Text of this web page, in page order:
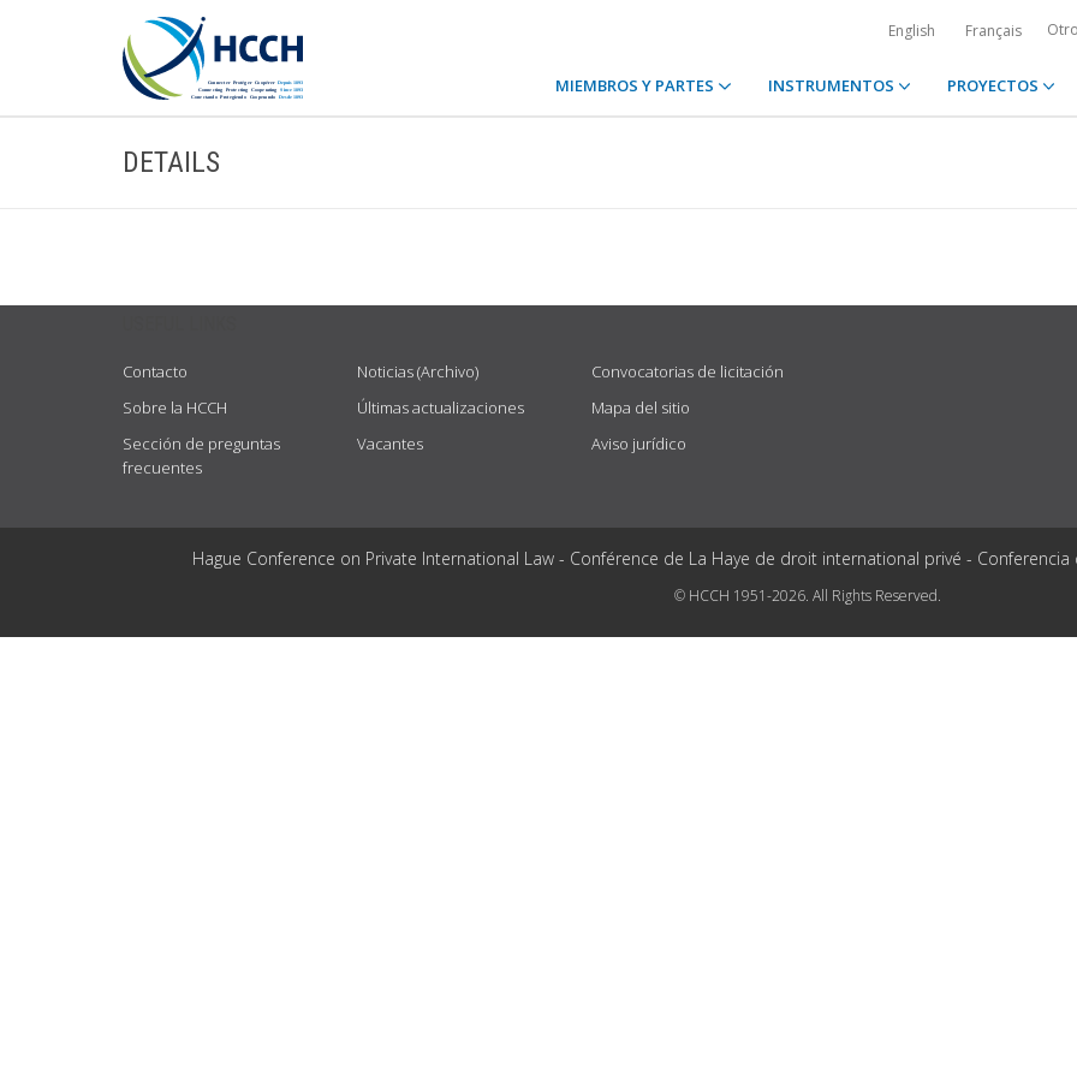
English Français
MIEMBROS Y PARTES INSTRUMENTOS PROYECTOS
DETAILS
Contacto
Sobre la HCCH
Sección de preguntas
frecuentes
Noticias (Archivo)
Últimas actualizaciones
Vacantes
Convocatorias de licitación
Mapa del sitio
Aviso jurídico
Hague Conference on Private International Law - Conférence de La Haye de droit international privé -
© HCCH 1951-2026. All Rights Reserved.